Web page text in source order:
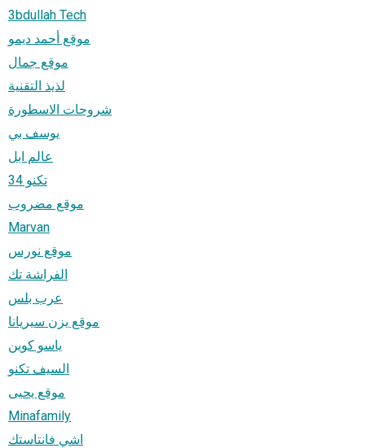
3bdullah Tech
موقع أحمد ديمو
موقع جمال
لذيذ التقنية
شروحات الاسطورة
يوسف بي
عالم ابل
تكنو 34
موقع مضروب
Marvan
موقع نورس
الفراشة تك
عرب بلس
موقع يزن سيريانا
ياسو كوين
السيف تكنو
موقع يحيى
Minafamily
اشي فانتاستك